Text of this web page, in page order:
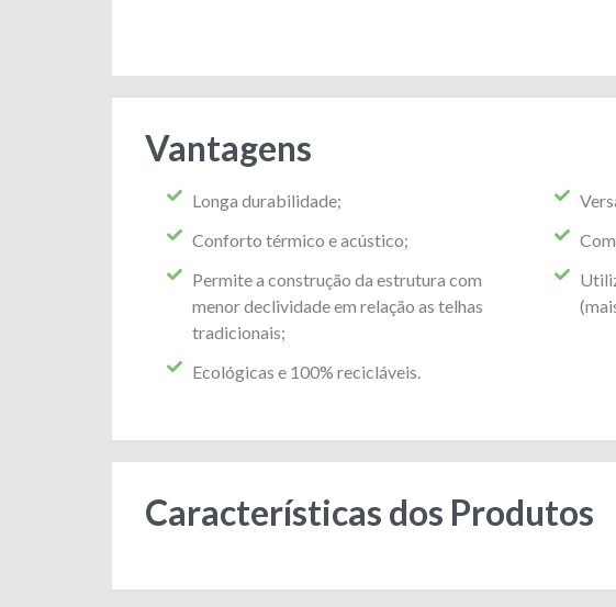
Vantagens
Longa durabilidade;
Conforto térmico e acústico;
Permite a construção da estrutura com
menor declividade em relação as telhas
tradicionais;
Ecológicas e 100% recicláveis.
Características dos Produtos